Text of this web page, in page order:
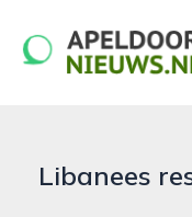
apeldoornsnieuws.nl
Libanees